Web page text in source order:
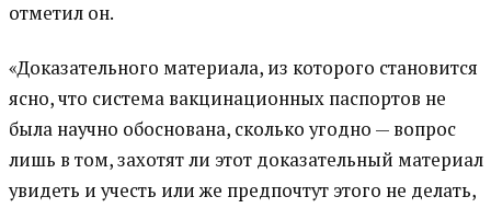
отметил он.
«Доказательного материала, из которого становится
ясно, что система вакцинационных паспортов не
была научно обоснована, сколько угодно — вопрос
лишь в том, захотят ли этот доказательный материал
увидеть и учесть или же предпочтут этого не делать,